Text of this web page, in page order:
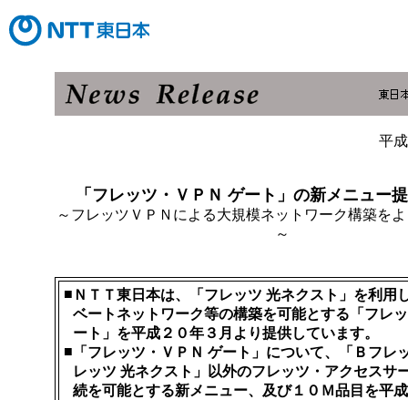
平
「フレッツ・ＶＰＮ ゲート」の新メニュー
～フレッツＶＰＮによる大規模ネットワーク構築を
～
■ ＮＴＴ東日本は、「フレッツ 光ネクスト」を利用
ベートネットワーク等の構築を可能とする「フレ
ート」を平成２０年３月より提供しています。
■ 「フレッツ・ＶＰＮ ゲート」について、「Ｂフレ
レッツ 光ネクスト」以外のフレッツ・アクセスサ
続を可能とする新メニュー、及び１０Ｍ品目を平